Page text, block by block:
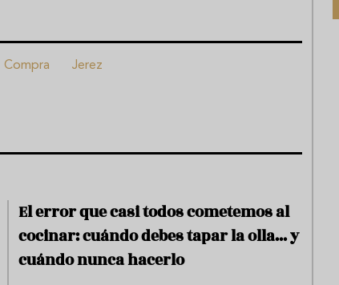
Compra Jerez
El error que casi todos cometemos al
cocinar: cuándo debes tapar la olla... y
cuándo nunca hacerlo